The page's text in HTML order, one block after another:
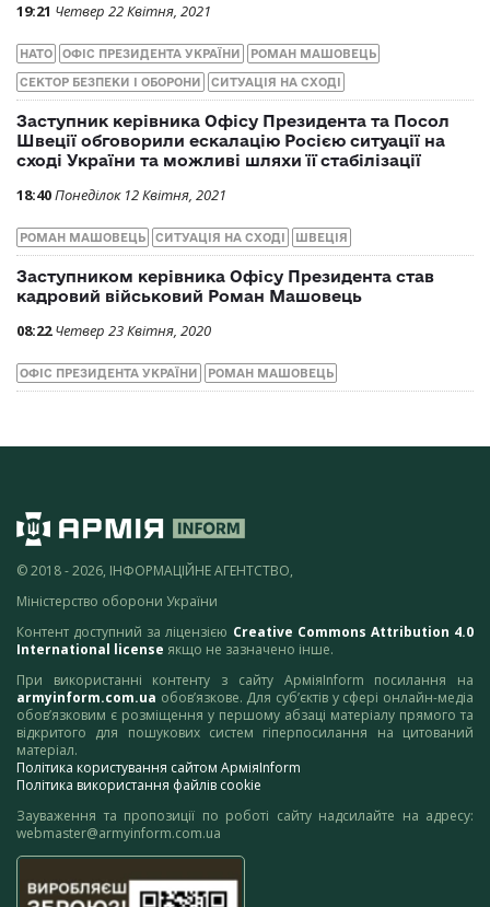
19:21 Четвер 22 Квітня, 2021
НАТО ОФІС ПРЕЗИДЕНТА УКРАЇНИ РОМАН МАШОВЕЦЬ
СЕКТОР БЕЗПЕКИ І ОБОРОНИ СИТУАЦІЯ НА СХОДІ
Заступник керівника Офісу Президента та Посол
Швеції обговорили ескалацію Росією ситуації на
сході України та можливі шляхи її стабілізації
18:40Понеділок 12 Квітня, 2021
РОМАН МАШОВЕЦЬ СИТУАЦІЯ НА СХОДІ ШВЕЦІЯ
Заступником керівника Офісу Президента став
кадровий військовий Роман Машовець
08:22 Четвер 23 Квітня, 2020
ОФІС ПРЕЗИДЕНТА УКРАЇНИ РОМАН МАШОВЕЦЬ
© 2018 - 2026, ІНФОРМАЦІЙНЕ АГЕНТСТВО,
Міністерство оборони України
Контент доступний за ліцензією Creative Commons Attribution 4.0
International license якщо не зазначено інше.
При використанні контенту з сайту АрміяInform посилання на
armyinform.com.ua обов’язкове. Для суб’єктів у сфері онлайн-медіа
обов’язковим є розміщення у першому абзаці матеріалу прямого та
відкритого для пошукових систем гіперпосилання на цитований
матеріал.
Політика користування сайтом АрміяInform
Політика використання файлів cookie
Зауваження та пропозиції по роботі сайту надсилайте на адресу:
webmaster@armyinform.com.ua